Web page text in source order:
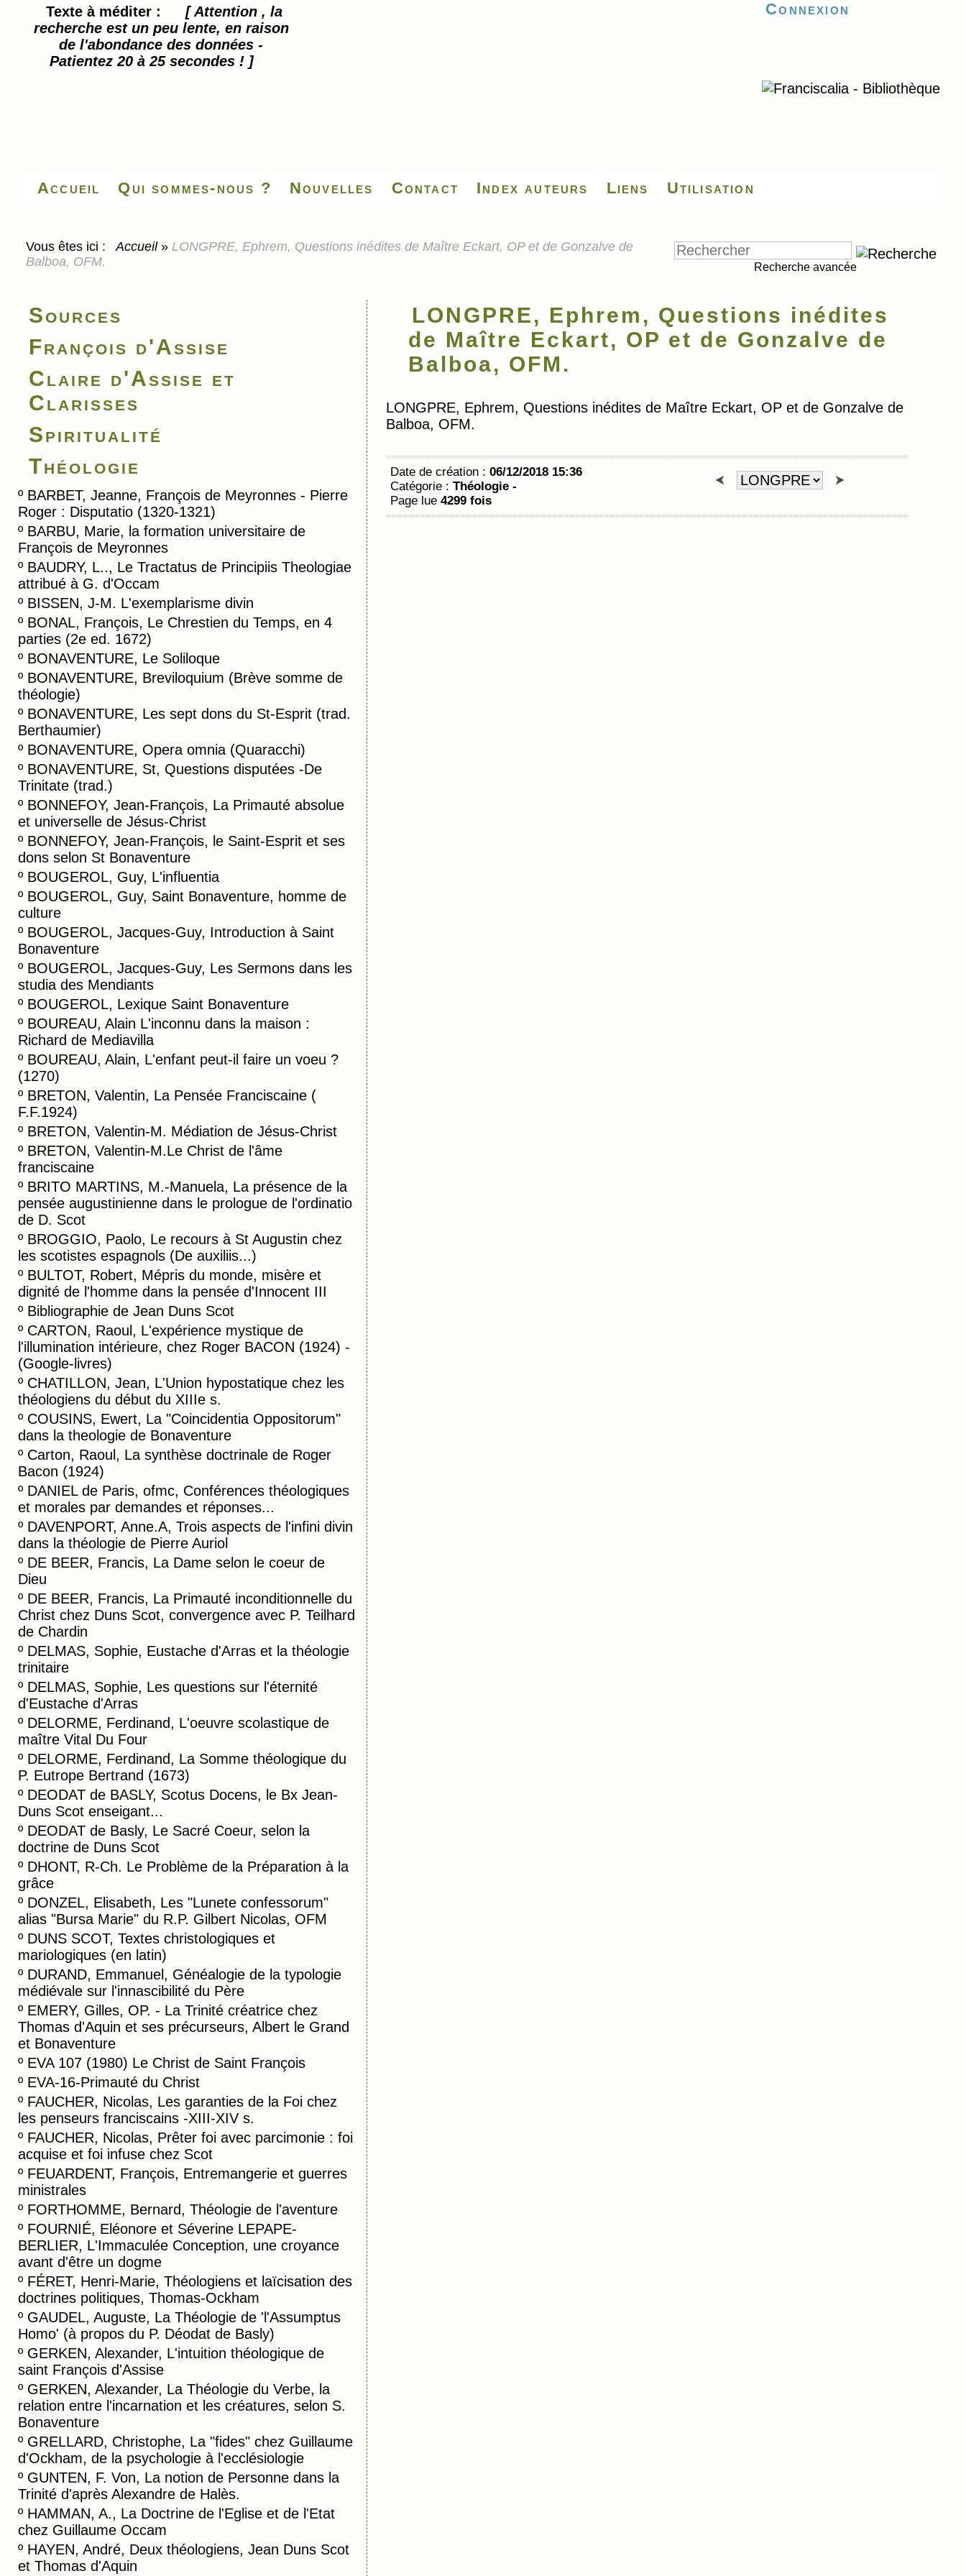
Texte à méditer :
[ Attention , la
recherche est un peu lente, en raison
de l'abondance des données -
Patientez 20 à 25 secondes ! ]
Accueil
Connexion
Qui sommes-nous ? Nouvelles Contact Index auteurs Liens Utilisation
Vous êtes ici : Accueil » LONGPRE, Ephrem, Questions inédites de Maître Eckart, OP et de Gonzalve de
Balboa, OFM.
Recherche avancée
Sources
François d'Assise
Claire d'Assise et
Clarisses
Spiritualité
Théologie
º BARBET, Jeanne, François de Meyronnes - Pierre
Roger : Disputatio (1320-1321)
º BARBU, Marie, la formation universitaire de
François de Meyronnes
º BAUDRY, L.., Le Tractatus de Principiis Theologiae
attribué à G. d'Occam
º BISSEN, J-M. L'exemplarisme divin
º BONAL, François, Le Chrestien du Temps, en 4
parties (2e ed. 1672)
º BONAVENTURE, Le Soliloque
º BONAVENTURE, Breviloquium (Brève somme de
théologie)
º BONAVENTURE, Les sept dons du St-Esprit (trad.
Berthaumier)
º BONAVENTURE, Opera omnia (Quaracchi)
º BONAVENTURE, St, Questions disputées -De
Trinitate (trad.)
º BONNEFOY, Jean-François, La Primauté absolue
et universelle de Jésus-Christ
º BONNEFOY, Jean-François, le Saint-Esprit et ses
dons selon St Bonaventure
º BOUGEROL, Guy, L'influentia
º BOUGEROL, Guy, Saint Bonaventure, homme de
culture
º BOUGEROL, Jacques-Guy, Introduction à Saint
Bonaventure
º BOUGEROL, Jacques-Guy, Les Sermons dans les
studia des Mendiants
º BOUGEROL, Lexique Saint Bonaventure
º BOUREAU, Alain L'inconnu dans la maison :
Richard de Mediavilla
º BOUREAU, Alain, L'enfant peut-il faire un voeu ?
(1270)
º BRETON, Valentin, La Pensée Franciscaine (
F.F.1924)
º BRETON, Valentin-M. Médiation de Jésus-Christ
º BRETON, Valentin-M.Le Christ de l'âme
franciscaine
º BRITO MARTINS, M.-Manuela, La présence de la
pensée augustinienne dans le prologue de l'ordinatio
de D. Scot
º BROGGIO, Paolo, Le recours à St Augustin chez
les scotistes espagnols (De auxiliis...)
º BULTOT, Robert, Mépris du monde, misère et
dignité de l'homme dans la pensée d'Innocent III
º Bibliographie de Jean Duns Scot
º CARTON, Raoul, L'expérience mystique de
l'illumination intérieure, chez Roger BACON (1924) -
(Google-livres)
º CHATILLON, Jean, L'Union hypostatique chez les
théologiens du début du XIIIe s.
º COUSINS, Ewert, La "Coincidentia Oppositorum"
dans la theologie de Bonaventure
º Carton, Raoul, La synthèse doctrinale de Roger
Bacon (1924)
º DANIEL de Paris, ofmc, Conférences théologiques
et morales par demandes et réponses...
º DAVENPORT, Anne.A, Trois aspects de l'infini divin
dans la théologie de Pierre Auriol
º DE BEER, Francis, La Dame selon le coeur de
Dieu
º DE BEER, Francis, La Primauté inconditionnelle du
Christ chez Duns Scot, convergence avec P. Teilhard
de Chardin
º DELMAS, Sophie, Eustache d'Arras et la théologie
trinitaire
º DELMAS, Sophie, Les questions sur l'éternité
d'Eustache d'Arras
º DELORME, Ferdinand, L'oeuvre scolastique de
maître Vital Du Four
º DELORME, Ferdinand, La Somme théologique du
P. Eutrope Bertrand (1673)
º DEODAT de BASLY, Scotus Docens, le Bx Jean-
Duns Scot enseigant...
º DEODAT de Basly, Le Sacré Coeur, selon la
doctrine de Duns Scot
º DHONT, R-Ch. Le Problème de la Préparation à la
grâce
º DONZEL, Elisabeth, Les "Lunete confessorum"
alias "Bursa Marie" du R.P. Gilbert Nicolas, OFM
º DUNS SCOT, Textes christologiques et
mariologiques (en latin)
º DURAND, Emmanuel, Généalogie de la typologie
médiévale sur l'innascibilité du Père
º EMERY, Gilles, OP. - La Trinité créatrice chez
Thomas d'Aquin et ses précurseurs, Albert le Grand
et Bonaventure
º EVA 107 (1980) Le Christ de Saint François
º EVA-16-Primauté du Christ
º FAUCHER, Nicolas, Les garanties de la Foi chez
les penseurs franciscains -XIII-XIV s.
º FAUCHER, Nicolas, Prêter foi avec parcimonie : foi
acquise et foi infuse chez Scot
º FEUARDENT, François, Entremangerie et guerres
ministrales
º FORTHOMME, Bernard, Théologie de l'aventure
º FOURNIÉ, Eléonore et Séverine LEPAPE-
BERLIER, L'Immaculée Conception, une croyance
avant d'être un dogme
º FÉRET, Henri-Marie, Théologiens et laïcisation des
doctrines politiques, Thomas-Ockham
º GAUDEL, Auguste, La Théologie de 'l'Assumptus
Homo' (à propos du P. Déodat de Basly)
º GERKEN, Alexander, L'intuition théologique de
saint François d'Assise
º GERKEN, Alexander, La Théologie du Verbe, la
relation entre l'incarnation et les créatures, selon S.
Bonaventure
º GRELLARD, Christophe, La "fides" chez Guillaume
d'Ockham, de la psychologie à l'ecclésiologie
º GUNTEN, F. Von, La notion de Personne dans la
Trinité d'après Alexandre de Halès.
º HAMMAN, A., La Doctrine de l'Eglise et de l'Etat
chez Guillaume Occam
º HAYEN, André, Deux théologiens, Jean Duns Scot
et Thomas d'Aquin
LONGPRE, Ephrem, Questions inédites
de Maître Eckart, OP et de Gonzalve de
Balboa, OFM.
LONGPRE, Ephrem, Questions inédites de Maître Eckart, OP et de Gonzalve de
Balboa, OFM.
Date de création : 06/12/2018 15:36
Catégorie : Théologie -
Page lue 4299 fois